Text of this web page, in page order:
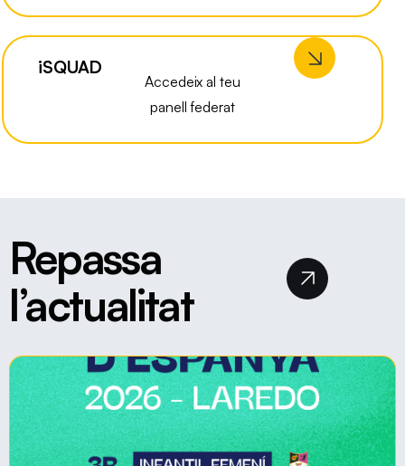
iSQUAD
Accedeix al teu
panell federat
Repassa
l’actualitat